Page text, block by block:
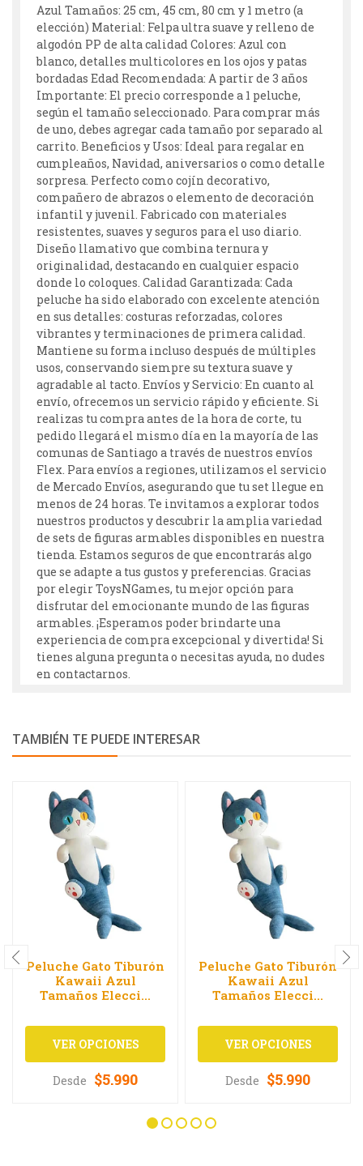
Azul Tamaños: 25 cm, 45 cm, 80 cm y 1 metro (a
elección) Material: Felpa ultra suave y relleno de
algodón PP de alta calidad Colores: Azul con
blanco, detalles multicolores en los ojos y patas
bordadas Edad Recomendada: A partir de 3 años
Importante: El precio corresponde a 1 peluche,
según el tamaño seleccionado. Para comprar más
de uno, debes agregar cada tamaño por separado al
carrito. Beneficios y Usos: Ideal para regalar en
cumpleaños, Navidad, aniversarios o como detalle
sorpresa. Perfecto como cojín decorativo,
compañero de abrazos o elemento de decoración
infantil y juvenil. Fabricado con materiales
resistentes, suaves y seguros para el uso diario.
Diseño llamativo que combina ternura y
originalidad, destacando en cualquier espacio
donde lo coloques. Calidad Garantizada: Cada
peluche ha sido elaborado con excelente atención
en sus detalles: costuras reforzadas, colores
vibrantes y terminaciones de primera calidad.
Mantiene su forma incluso después de múltiples
usos, conservando siempre su textura suave y
agradable al tacto. Envíos y Servicio: En cuanto al
envío, ofrecemos un servicio rápido y eficiente. Si
realizas tu compra antes de la hora de corte, tu
pedido llegará el mismo día en la mayoría de las
comunas de Santiago a través de nuestros envíos
Flex. Para envíos a regiones, utilizamos el servicio
de Mercado Envíos, asegurando que tu set llegue en
menos de 24 horas. Te invitamos a explorar todos
nuestros productos y descubrir la amplia variedad
de sets de figuras armables disponibles en nuestra
tienda. Estamos seguros de que encontrarás algo
que se adapte a tus gustos y preferencias. Gracias
por elegir ToysNGames, tu mejor opción para
disfrutar del emocionante mundo de las figuras
armables. ¡Esperamos poder brindarte una
experiencia de compra excepcional y divertida! Si
tienes alguna pregunta o necesitas ayuda, no dudes
en contactarnos.
TAMBIÉN TE PUEDE INTERESAR
Peluche Gato Tiburón
Kawaii Azul
Tamaños Elecci...
VER OPCIONES
Desde $5.990
Peluche Gato Tiburón
Kawaii Azul
Tamaños Elecci...
VER OPCIONES
Desde $5.990